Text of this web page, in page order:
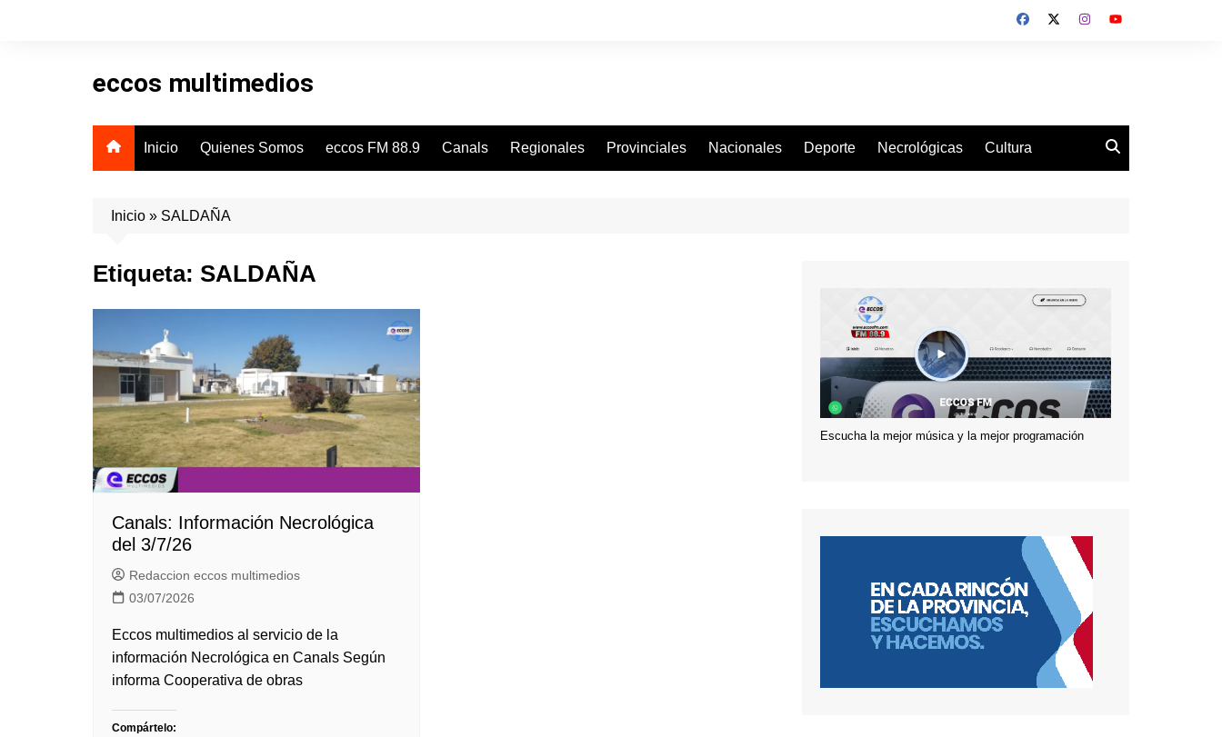
eccos multimedios
Inicio Quienes Somos eccos FM 88.9 Canals Regionales Provinciales Nacionales Deporte Necrológicas Cultura
Inicio » SALDAÑA
Etiqueta: SALDAÑA
Canals: Información Necrológica
del 3/7/26
Redaccion eccos multimedios
03/07/2026
Eccos multimedios al servicio de la
información Necrológica en Canals Según
informa Cooperativa de obras
Compártelo:
Escucha la mejor música y la mejor programación